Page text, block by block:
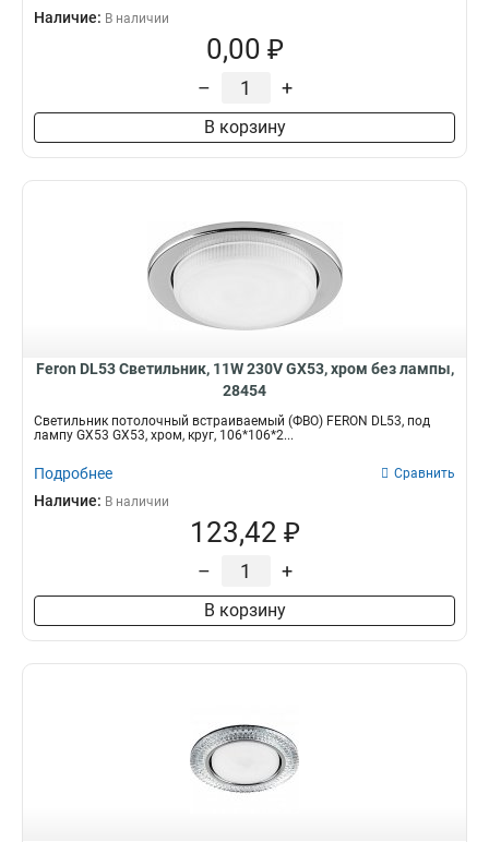
Наличие: В наличии
0,00 ₽
– +
В корзину
Feron DL53 Светильник, 11W 230V GX53, хром без лампы,
28454
Светильник потолочный встраиваемый (ФВО) FERON DL53, под
лампу GX53 GX53, хром, круг, 106*106*2...
Подробнее Сравнить
Наличие: В наличии
123,42 ₽
– +
В корзину